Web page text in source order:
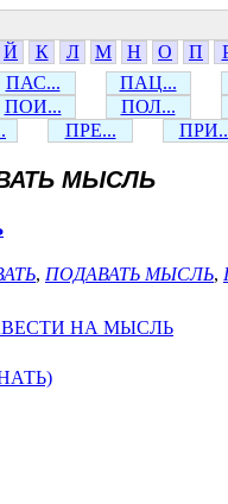
Й К Л М Н О П
ПАС...
ПАЦ...
ПОИ...
ПОЛ...
ПРЕ...
МЫСЛЬ
, ПОДАВАТЬ МЫСЛЬ,
НА МЫСЛЬ